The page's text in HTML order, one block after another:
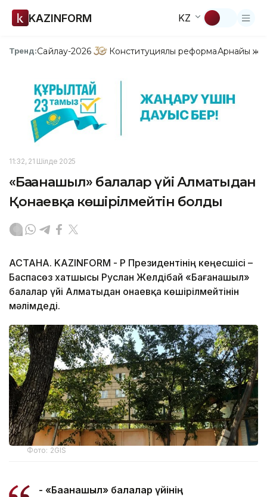
KAZINFORM KZ
Тренд:Сайлау-2026 Конституциялық реформаАрнайы
11:32, 21 Шілде 2025
«Бағанашыл» балалар үйі Алматыдан
Қонаевқа көшірілмейтін болды
АСТАНА. KAZINFORM - ҚР Президентінің кеңесшісі –
Баспасөз хатшысы Руслан Желдібай «Бағанашыл»
балалар үйі Алматыдан Қонаевқа көшірілмейтінін
мәлімдеді.
Фото: 2GIS
- «Бағанашыл» балалар үйінің